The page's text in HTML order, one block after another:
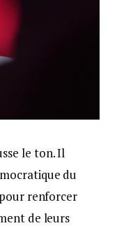
le ton. Il
du
renforcer
de leurs